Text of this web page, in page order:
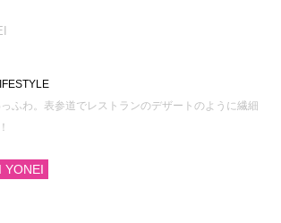
ふわ。表参道でレストランのデザートのように繊細
YONEI